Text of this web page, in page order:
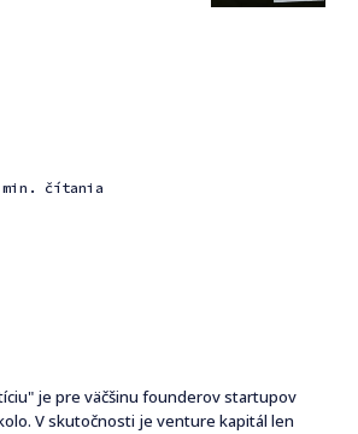
čítania
je pre väčšinu founderov startupov
V skutočnosti je venture kapitál len